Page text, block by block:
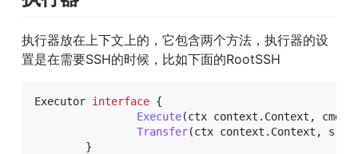
执行器放在上下文上的，它包含两个方法，执行器的设
置是在需要SSH的时候，比如下面的RootSSH
Executor interface {
Execute(ctx context . Context , cmd
Transfer(ctx context . Context , src
}